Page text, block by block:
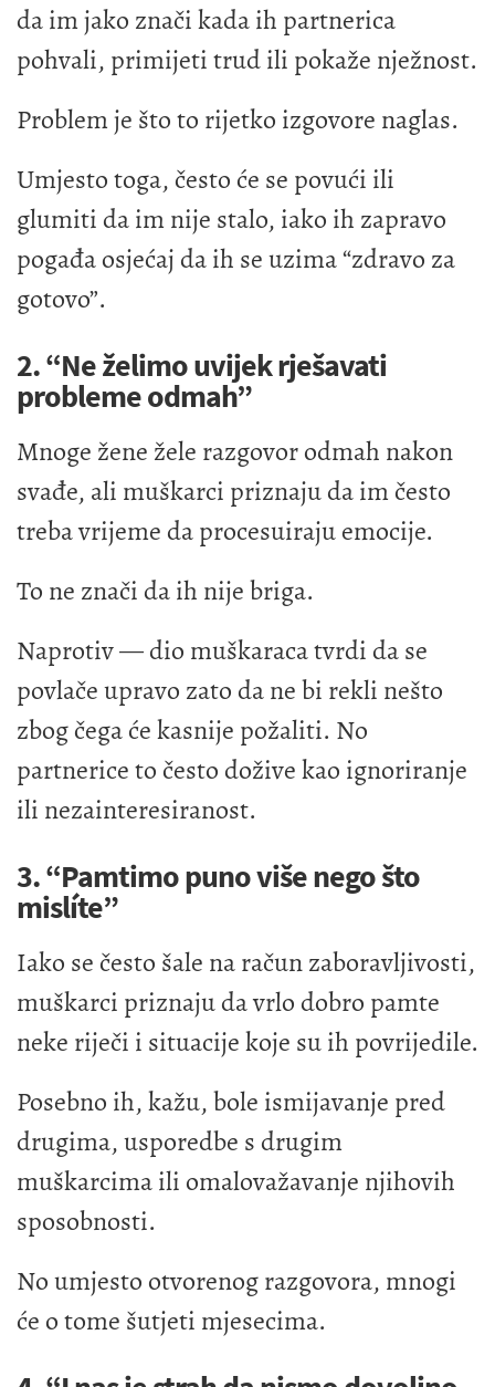
da im jako znači kada ih partnerica
pohvali, primijeti trud ili pokaže nježnost.
Problem je što to rijetko izgovore naglas.
Umjesto toga, često će se povući ili
glumiti da im nije stalo, iako ih zapravo
pogađa osjećaj da ih se uzima “zdravo za
gotovo”.
2. “Ne želimo uvijek rješavati
probleme odmah”
Mnoge žene žele razgovor odmah nakon
svađe, ali muškarci priznaju da im često
treba vrijeme da procesuiraju emocije.
To ne znači da ih nije briga.
Naprotiv — dio muškaraca tvrdi da se
povlače upravo zato da ne bi rekli nešto
zbog čega će kasnije požaliti. No
partnerice to često dožive kao ignoriranje
ili nezainteresiranost.
3. “Pamtimo puno više nego što
mislíte”
Iako se često šale na račun zaboravljivosti,
muškarci priznaju da vrlo dobro pamte
neke riječi i situacije koje su ih povrijedile.
Posebno ih, kažu, bole ismijavanje pred
drugima, usporedbe s drugim
muškarcima ili omalovažavanje njihovih
sposobnosti.
No umjesto otvorenog razgovora, mnogi
će o tome šutjeti mjesecima.